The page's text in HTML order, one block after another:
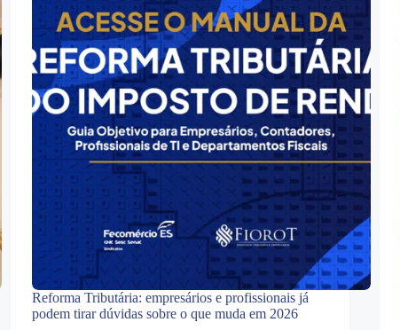
Reforma Tributária: empresários e profissionais já
podem tirar dúvidas sobre o que muda em 2026